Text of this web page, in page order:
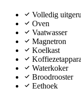
Volledig
Oven
Vaatwasser
Magnetron
Koelkast
Waterkoker
Broodrooster
Eethoek